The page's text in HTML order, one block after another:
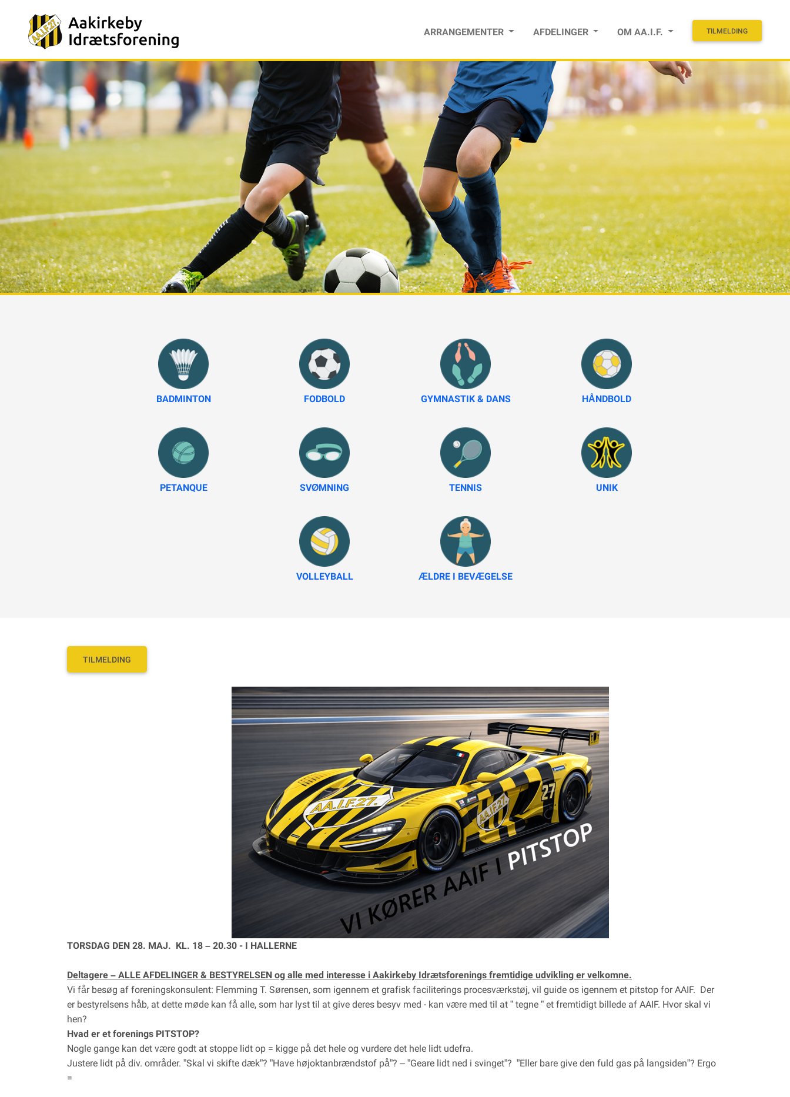
ARRANGEMENTER AFDELINGER OM AA.I.F. TILMELDING
BADMINTON FODBOLD GYMNASTIK & DANS HÅNDBOLD
PETANQUE SVØMNING TENNIS UNIK
VOLLEYBALL ÆLDRE I BEVÆGELSE
TILMELDING
TORSDAG DEN 28. MAJ. KL. 18 – 20.30 - I HALLERNE
Deltagere – ALLE AFDELINGER & BESTYRELSEN og alle med interesse i Aakirkeby Idrætsforenings fremtidige udvikling er velkomne.
Vi får besøg af foreningskonsulent: Flemming T. Sørensen, som igennem et grafisk faciliterings procesværkstøj, vil guide os igennem et pitstop for AAIF. Der
er bestyrelsens håb, at dette møde kan få alle, som har lyst til at give deres besyv med - kan være med til at ” tegne ” et fremtidigt billede af AAIF. Hvor skal vi
hen?
Hvad er et forenings PITSTOP?
Nogle gange kan det være godt at stoppe lidt op = kigge på det hele og vurdere det hele lidt udefra.
Justere lidt på div. områder. ”Skal vi skifte dæk”? ”Have højoktanbrændstof på”? – ”Geare lidt ned i svinget”? ”Eller bare give den fuld gas på langsiden”? Ergo
=